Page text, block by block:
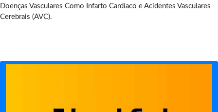
Doenças Vasculares Como Infarto Cardíaco e Acidentes Vasculares
Cerebrais (AVC).